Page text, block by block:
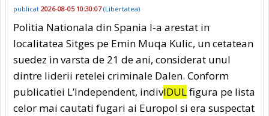
publicat 2026-08-05 10:30:07(Libertatea)
Politia Nationala din Spania l-a arestat in
localitatea Sitges pe Emin Muqa Kulic, un cetatean
suedez in varsta de 21 de ani, considerat unul
dintre liderii retelei criminale Dalen. Conform
publicatiei L’Independent, indivIDULfigura pe lista
celor mai cautati fugari ai Europol si era suspectat